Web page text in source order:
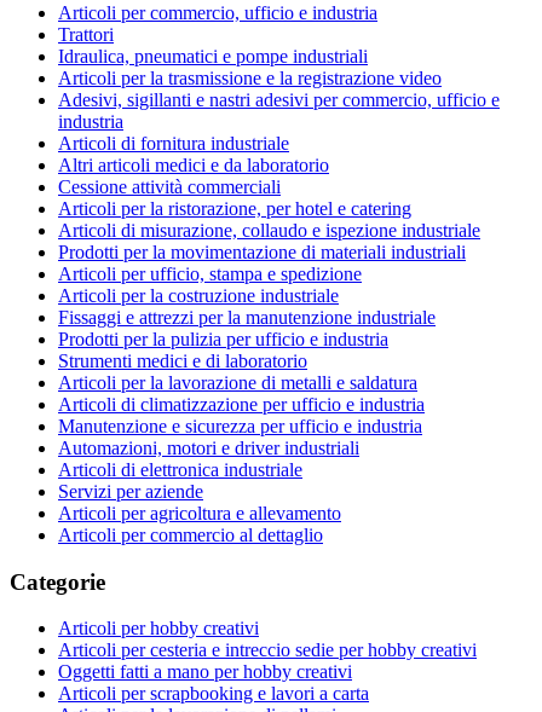
Articoli per commercio, ufficio e industria
Trattori
Idraulica, pneumatici e pompe industriali
Articoli per la trasmissione e la registrazione video
Adesivi, sigillanti e nastri adesivi per commercio, ufficio e
industria
Articoli di fornitura industriale
Altri articoli medici e da laboratorio
Cessione attività commerciali
Articoli per la ristorazione, per hotel e catering
Articoli di misurazione, collaudo e ispezione industriale
Prodotti per la movimentazione di materiali industriali
Articoli per ufficio, stampa e spedizione
Articoli per la costruzione industriale
Fissaggi e attrezzi per la manutenzione industriale
Prodotti per la pulizia per ufficio e industria
Strumenti medici e di laboratorio
Articoli per la lavorazione di metalli e saldatura
Articoli di climatizzazione per ufficio e industria
Manutenzione e sicurezza per ufficio e industria
Automazioni, motori e driver industriali
Articoli di elettronica industriale
Servizi per aziende
Articoli per agricoltura e allevamento
Articoli per commercio al dettaglio
Categorie
Articoli per hobby creativi
Articoli per cesteria e intreccio sedie per hobby creativi
Oggetti fatti a mano per hobby creativi
Articoli per scrapbooking e lavori a carta